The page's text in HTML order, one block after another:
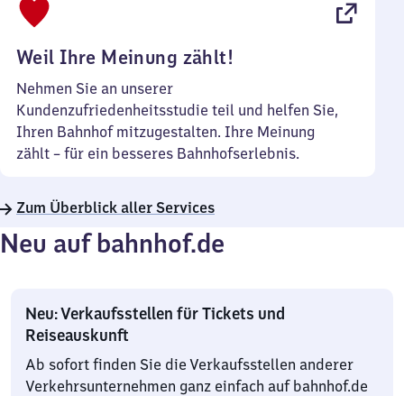
Weil Ihre Meinung zählt!
Nehmen Sie an unserer
Kundenzufriedenheitsstudie teil und helfen Sie,
Ihren Bahnhof mitzugestalten. Ihre Meinung
zählt – für ein besseres Bahnhofserlebnis.
Zum Überblick aller Services
Neu auf bahnhof.de
Neu: Verkaufsstellen für Tickets und
Reiseauskunft
Ab sofort finden Sie die Verkaufsstellen anderer
Verkehrsunternehmen ganz einfach auf bahnhof.de